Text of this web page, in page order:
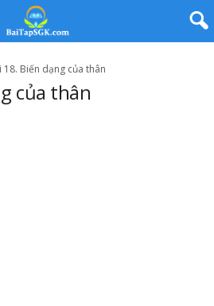
18. Biến dạng của thân
của thân